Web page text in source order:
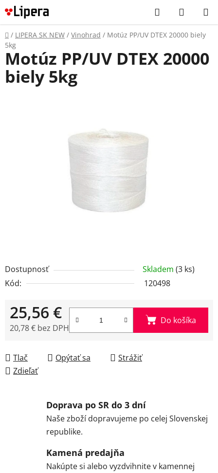
Prejsť
na
obsah
Hľadať
KOŠÍK
Domov
/ LIPERA SK NEW / Vinohrad / Motúz PP/UV DTEX 20000 biely
5kg
Dostupnosť Skladem (3 ks)
Kód:
120498
25,56 €
20,78 € bez DPH
Do košíka
Tlač Opýtať sa
Strážiť
Zdieľať
Motúz PP/UV DTEX 20000
biely 5kg
Doprava po SR do 3 dní
Naše zboží dopravujeme po celej Slovenskej
republike.
Kamená predajňa
Nakúpte si alebo vyzdvihnite v kamennej